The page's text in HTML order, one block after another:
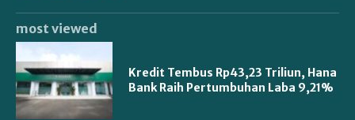
most viewed
Kredit Tembus Rp43,23 Triliun, Hana
Bank Raih Pertumbuhan Laba 9,21%